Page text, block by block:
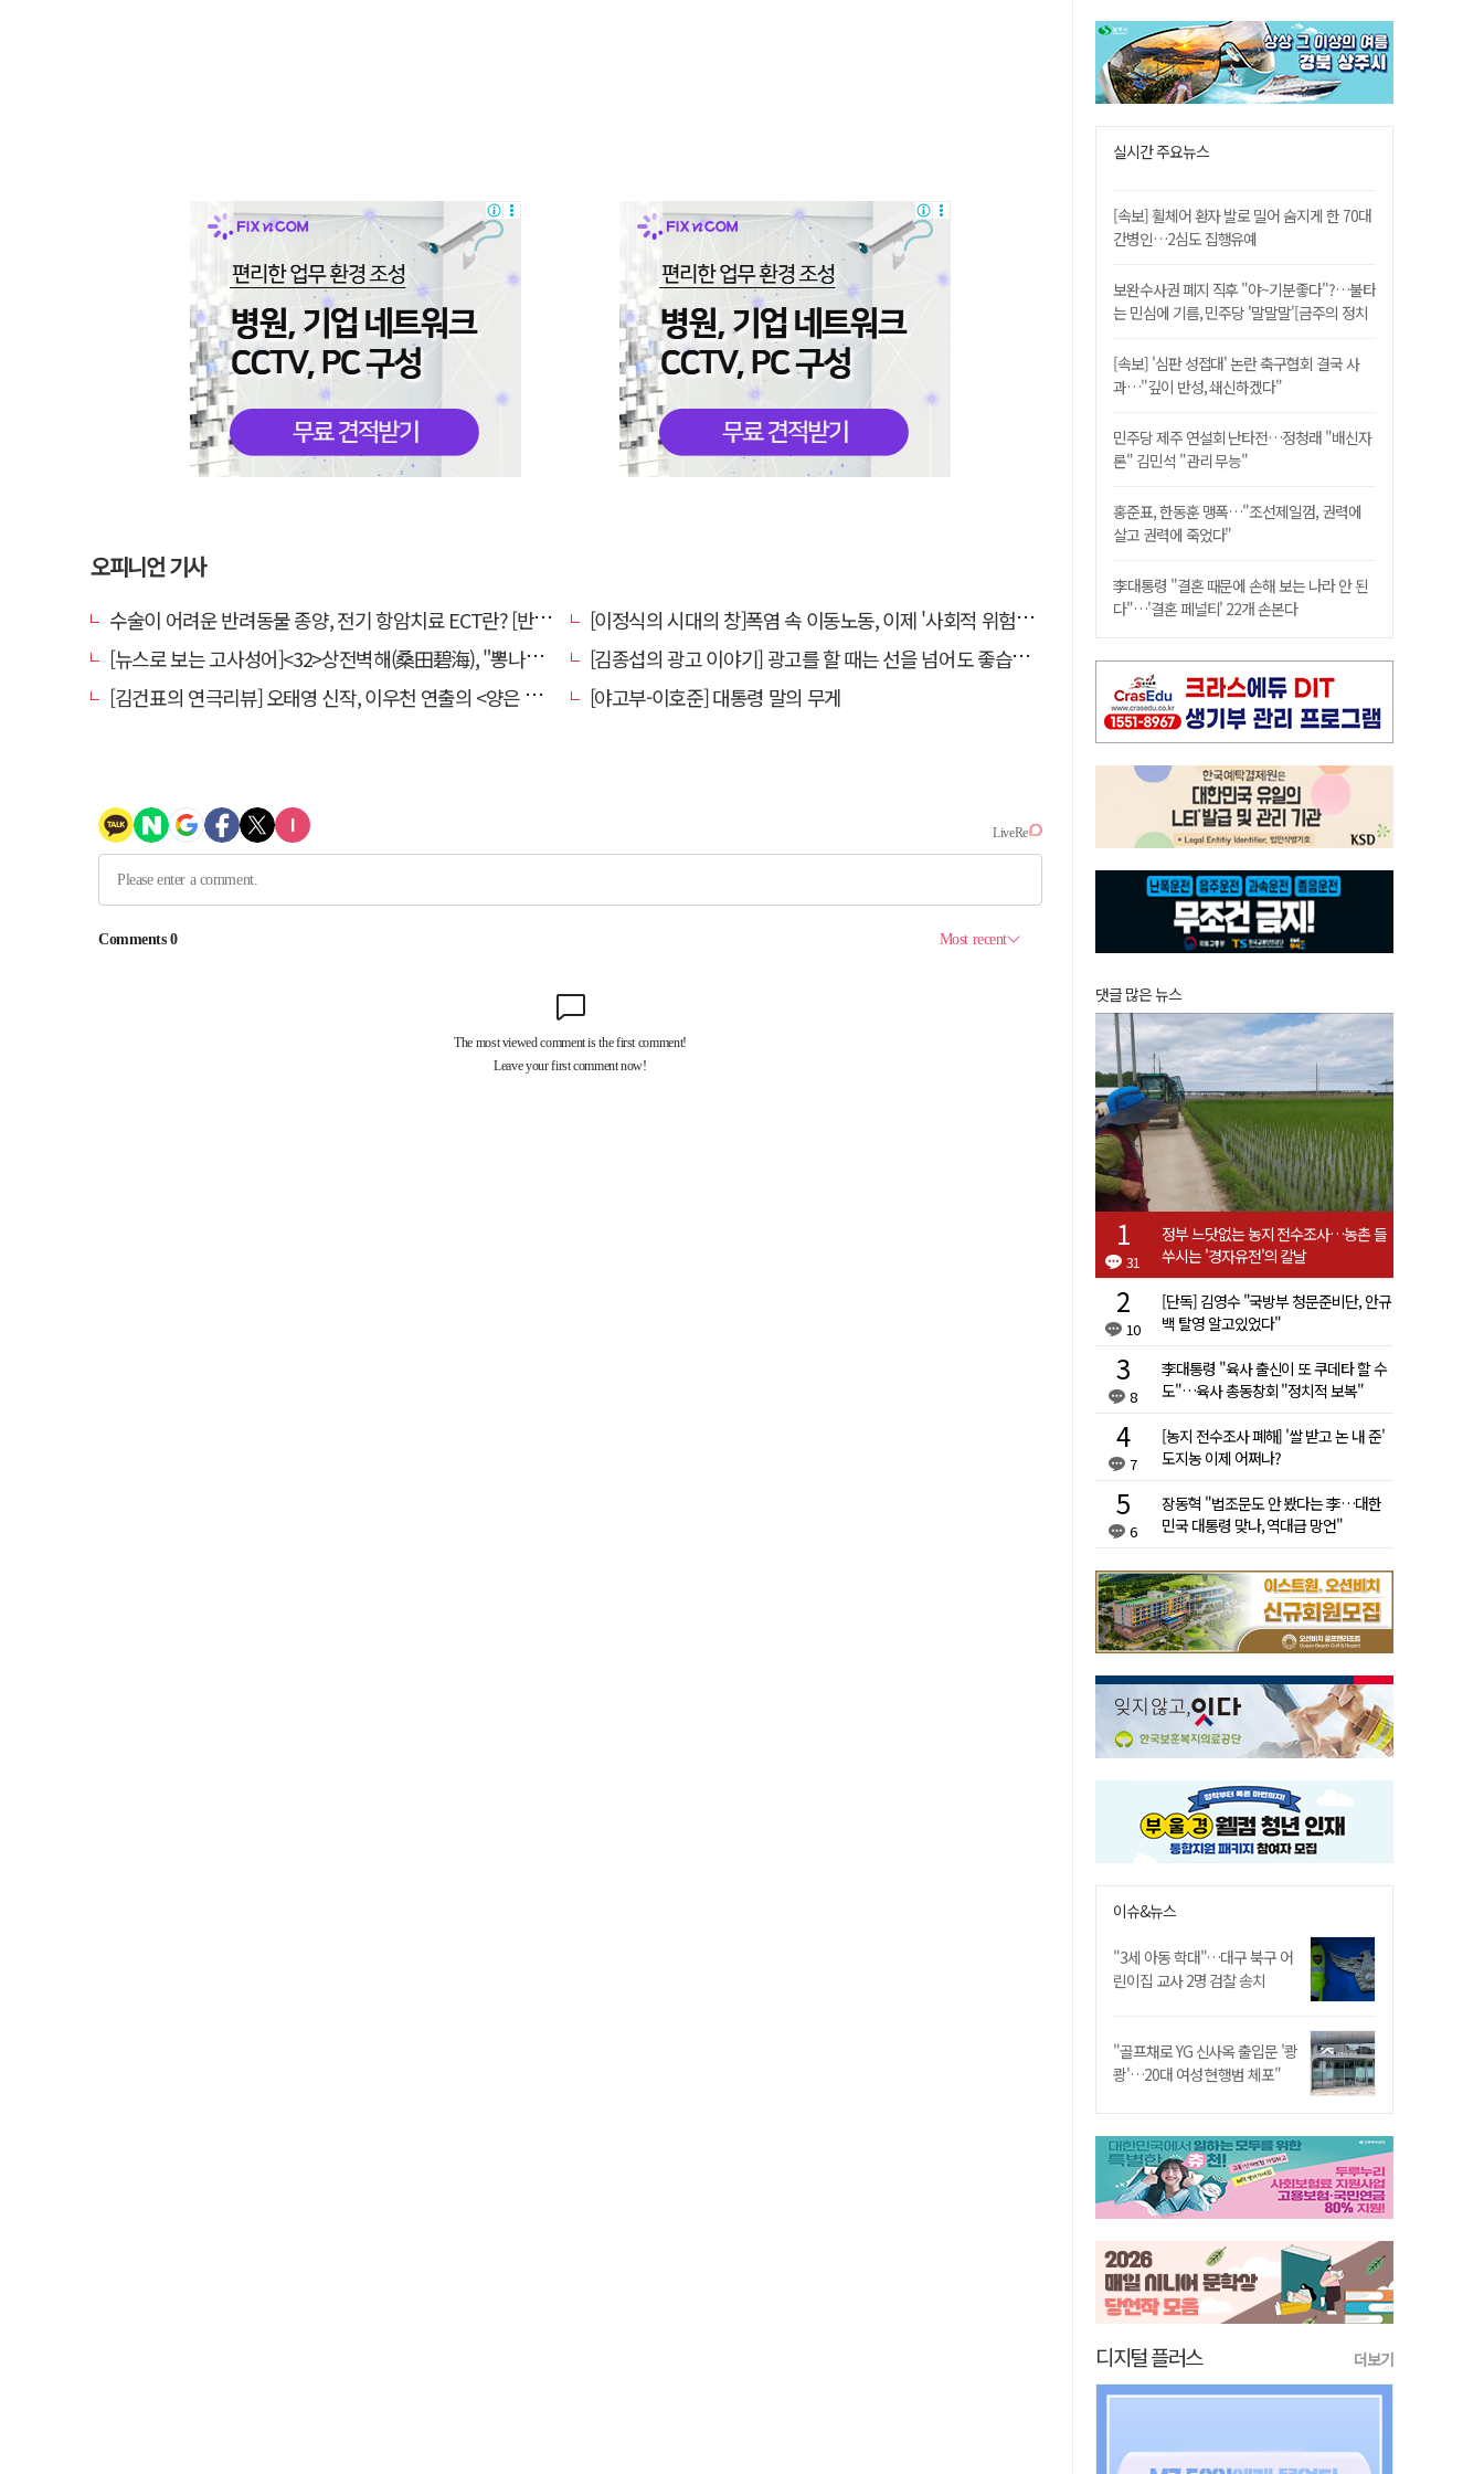
오피니언 기사
수술이 어려운 반려동물 종양, 전기 항암치료 ECT란? [반려동물 건강톡톡]
[이정식의 시대의 창]폭염 속 이동노동, 이제 '사회적 위험 관리'로 전환할 때
[뉴스로 보는 고사성어]<32>상전벽해(桑田碧海), "뽕나무밭이 푸른 바다가 되었다."
[김종섭의 광고 이야기] 광고를 할 때는 선을 넘어도 좋습니다.
[김건표의 연극리뷰] 오태영 신작, 이우천 연출의 <양은 양순하다>"국민을 온순한 양으로 길들이는 전체주의적 정치의 알레고리"
[야고부-이호준] 대통령 말의 무게
실시간 주요뉴스
[속보] 휠체어 환자 발로 밀어 숨지게 한 70대
간병인…2심도 집행유예
보완수사권 폐지 직후 "야~기분좋다"?…불타
는 민심에 기름, 민주당 '말말말'[금주의 정치
[속보] '심판 성접대' 논란 축구협회 결국 사
과…"깊이 반성, 쇄신하겠다"
민주당 제주 연설회 난타전…정청래 "배신자
론" 김민석 "관리 무능"
홍준표, 한동훈 맹폭…"조선제일껌, 권력에
살고 권력에 죽었다"
李대통령 "결혼 때문에 손해 보는 나라 안 된
다"…'결혼 페널티' 22개 손본다
댓글 많은 뉴스
31
정부 느닷없는 농지 전수조사…농촌 들
쑤시는 '경자유전'의 칼날
10
[단독] 김영수 "국방부 청문준비단, 안규
백 탈영 알고있었다"
8
李대통령 "육사 출신이 또 쿠데타 할 수
도"…육사 총동창회 "정치적 보복"
7
[농지 전수조사 폐해] '쌀 받고 논 내 준'
도지농 이제 어쩌나?
6
장동혁 "법조문도 안 봤다는 李…대한
민국 대통령 맞나, 역대급 망언"
이슈&뉴스
"3세 아동 학대"…대구 북구 어
린이집 교사 2명 검찰 송치
"골프채로 YG 신사옥 출입문 '쾅
쾅'…20대 여성 현행범 체포"
디지털 플러스 더보기